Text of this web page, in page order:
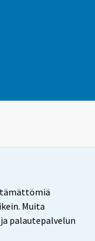
Muita
palautepalvelun